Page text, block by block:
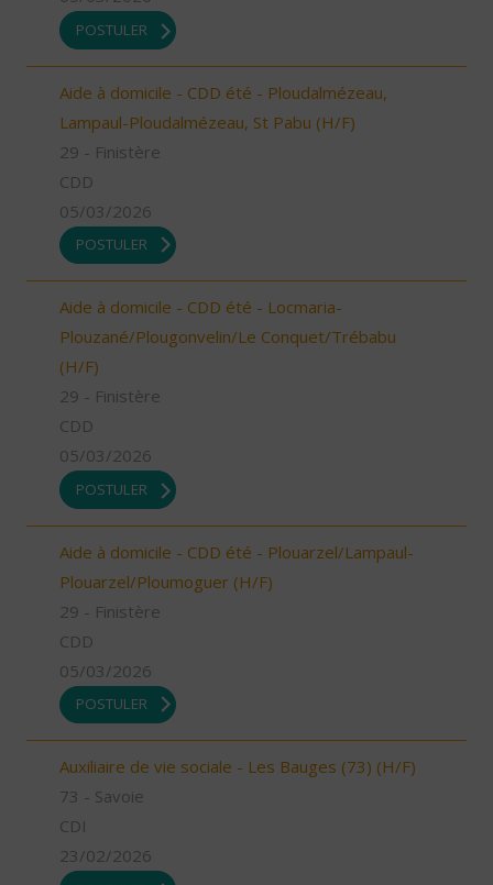
POSTULER
Aide à domicile - CDD été - Ploudalmézeau,
Lampaul-Ploudalmézeau, St Pabu (H/F)
29 - Finistère
CDD
05/03/2026
POSTULER
Aide à domicile - CDD été - Locmaria-
Plouzané/Plougonvelin/Le Conquet/Trébabu
(H/F)
29 - Finistère
CDD
05/03/2026
POSTULER
Aide à domicile - CDD été - Plouarzel/Lampaul-
Plouarzel/Ploumoguer (H/F)
29 - Finistère
CDD
05/03/2026
POSTULER
Auxiliaire de vie sociale - Les Bauges (73) (H/F)
73 - Savoie
CDI
23/02/2026